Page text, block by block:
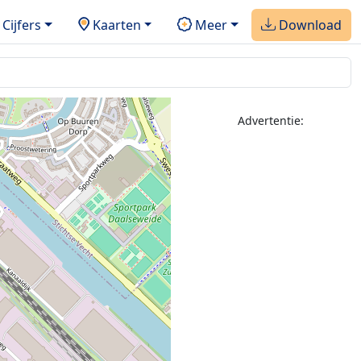
Cijfers Kaarten Meer Download
Advertentie: